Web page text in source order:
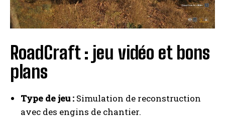
Obscur et bien plus à prix réduit !
RoadCraft : jeu vidéo et bons
plans
Type de jeu : Simulation de reconstruction
avec des engins de chantier.